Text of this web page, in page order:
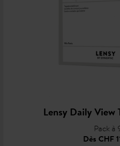
Lensy Daily View
Pack à
Dès CHF